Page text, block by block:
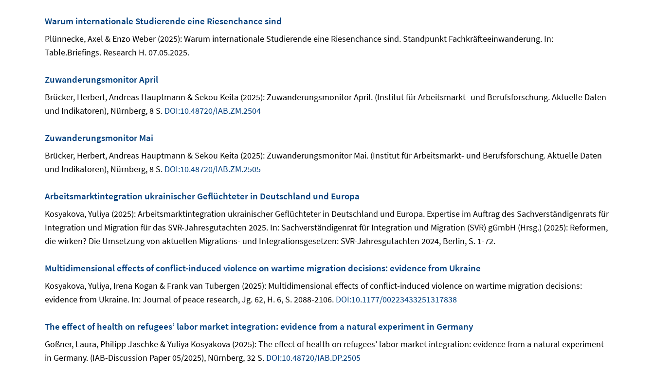
Warum internationale Studierende eine Riesenchance sind
Plünnecke, Axel & Enzo Weber (2025): Warum internationale Studierende eine Riesenchance sind. Standpunkt Fachkräfteeinwanderung. In:
Table.Briefings. Research H. 07.05.2025.
Zuwanderungsmonitor April
Brücker, Herbert, Andreas Hauptmann & Sekou Keita (2025): Zuwanderungsmonitor April. (Institut für Arbeitsmarkt- und Berufsforschung. Aktuelle Daten
und Indikatoren), Nürnberg, 8 S. DOI:10.48720/IAB.ZM.2504
Zuwanderungsmonitor Mai
Brücker, Herbert, Andreas Hauptmann & Sekou Keita (2025): Zuwanderungsmonitor Mai. (Institut für Arbeitsmarkt- und Berufsforschung. Aktuelle Daten
und Indikatoren), Nürnberg, 8 S. DOI:10.48720/IAB.ZM.2505
Arbeitsmarktintegration ukrainischer Geflüchteter in Deutschland und Europa
Kosyakova, Yuliya (2025): Arbeitsmarktintegration ukrainischer Geflüchteter in Deutschland und Europa. Expertise im Auftrag des Sachverständigenrats für
Integration und Migration für das SVR-Jahresgutachten 2025. In: Sachverständigenrat für Integration und Migration (SVR) gGmbH (Hrsg.) (2025): Reformen,
die wirken? Die Umsetzung von aktuellen Migrations- und Integrationsgesetzen: SVR-Jahresgutachten 2024, Berlin, S. 1-72.
Multidimensional effects of conflict-induced violence on wartime migration decisions: evidence from Ukraine
Kosyakova, Yuliya, Irena Kogan & Frank van Tubergen (2025): Multidimensional effects of conflict-induced violence on wartime migration decisions:
evidence from Ukraine. In: Journal of peace research, Jg. 62, H. 6, S. 2088-2106. DOI:10.1177/00223433251317838
The effect of health on refugees’ labor market integration: evidence from a natural experiment in Germany
Goßner, Laura, Philipp Jaschke & Yuliya Kosyakova (2025): The effect of health on refugees’ labor market integration: evidence from a natural experiment
in Germany. (IAB-Discussion Paper 05/2025), Nürnberg, 32 S. DOI:10.48720/IAB.DP.2505